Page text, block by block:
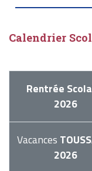
Calendrier
Rentrée
2026
Vacances
2026